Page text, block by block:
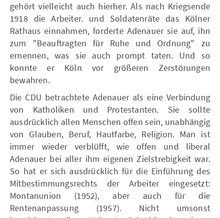
gehört vielleicht auch hierher. Als nach Kriegsende
1918 die Arbeiter. und Soldatenräte das Kölner
Rathaus einnahmen, forderte Adenauer sie auf, ihn
zum "Beauftragten für Ruhe und Ordnung" zu
ernennen, was sie auch prompt taten. Und so
konnte er Köln vor größeren Zerstörungen
bewahren.
Die CDU betrachtete Adenauer als eine Verbindung
von Katholiken und Protestanten. Sie sollte
ausdrücklich allen Menschen offen sein, unabhängig
von Glauben, Beruf, Hautfarbe, Religion. Man ist
immer wieder verblüfft, wie offen und liberal
Adenauer bei aller ihm eigenen Zielstrebigkeit war.
So hat er sich ausdrücklich für die Einführung des
Mitbestimmungsrechts der Arbeiter eingesetzt:
Montanunion (1952), aber auch für die
Rentenanpassung (1957). Nicht umsonst